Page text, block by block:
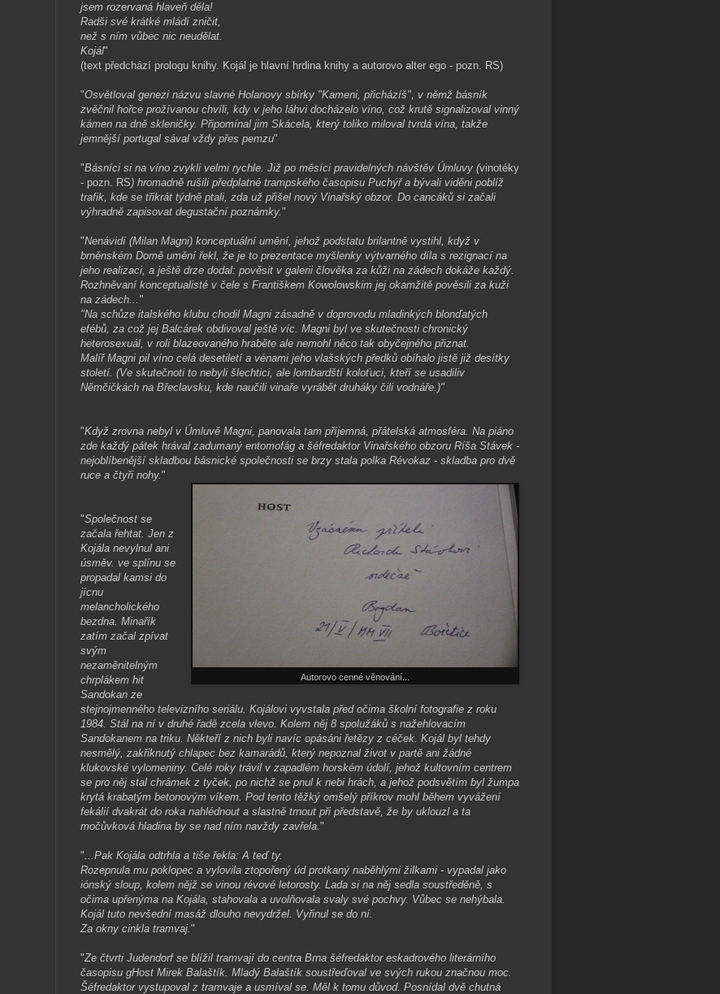
jsem rozervaná hlaveň děla!
Radši své krátké mládí zničit,
než s ním vůbec nic neudělat.
Kojál"
(text předchází prologu knihy. Kojál je hlavní hrdina knihy a autorovo alter ego - pozn. RS)
"Osvětloval genezi názvu slavné Holanovy sbírky "Kameni, přicházíš", v němž básník
zvěčnil hořce prožívanou chvíli, kdy v jeho láhvi docházelo víno, což krutě signalizoval vinný
kámen na dně skleničky. Připomínal jim Skácela, který toliko miloval tvrdá vína, takže
jemnější portugal sával vždy přes pemzu"
"Básníci si na víno zvykli velmi rychle. Již po měsíci pravidelných návštěv Úmluvy (vinotéky
- pozn. RS) hromadně rušili předplatné trampského časopisu Puchýř a bývali viděni poblíž
trafik, kde se třikrát týdně ptali, zda už přišel nový Vinařský obzor. Do cancáků si začali
výhradně zapisovat degustační poznámky."
"Nenávidí (Milan Magni) konceptuální umění, jehož podstatu brilantně vystihl, když v
brněnském Domě umění řekl, že je to prezentace myšlenky výtvarného díla s rezignací na
jeho realizaci, a ještě drze dodal: pověsit v galerii člověka za kůži na zádech dokáže každý.
Rozhněvaní konceptualisté v čele s Františkem Kowolowskim jej okamžitě pověsili za kuži
na zádech..."
"Na schůze italského klubu chodil Magni zásadně v doprovodu mladinkých blonďatých
efébů, za což jej Balcárek obdivoval ještě víc. Magni byl ve skutečnosti chronický
heterosexuál, v roli blazeovaného hraběte ale nemohl něco tak obyčejného přiznat.
Malíř Magni pil víno celá desetiletí a vénami jeho vlašských předků obíhalo jistě již desítky
století. (Ve skutečnoti to nebyli šlechtici, ale lombardští koloťuci, kteří se usadiliv
Němčičkách na Břeclavsku, kde naučili vinaře vyrábět druháky čili vodnáře.)"
"Když zrovna nebyl v Úmluvě Magni, panovala tam příjemná, přátelská atmosféra. Na piáno
zde každý pátek hrával zadumaný entomofág a šéfredaktor Vinařského obzoru Ríša Stávek -
nejoblíbenější skladbou básnické společnosti se brzy stala polka Révokaz - skladba pro dvě
ruce a čtyři nohy."
Autorovo cenné věnování...
"Společnost se
začala řehtat. Jen z
Kojála nevylnul ani
úsměv. ve splínu se
propadal kamsi do
jícnu
melancholického
bezdna. Minařík
zatím začal zpívat
svým
nezaměnitelným
chrplákem hit
Sandokan ze
stejnojmenného televizního seriálu. Kojálovi vyvstala před očima školní fotografie z roku
1984. Stál na ní v druhé řadě zcela vlevo. Kolem něj 8 spolužáků s nažehlovacím
Sandokanem na triku. Někteří z nich byli navíc opásáni řetězy z céček. Kojál byl tehdy
nesmělý, zakřiknutý chlapec bez kamarádů, který nepoznal život v partě ani žádné
klukovské vylomeniny. Celé roky trávil v zapadlém horském údolí, jehož kultovním centrem
se pro něj stal chrámek z tyček, po nichž se pnul k nebi hrách, a jehož podsvětím byl žumpa
krytá krabatým betonovým víkem. Pod tento těžký omšelý příkrov mohl během vyvážení
fekálií dvakrát do roka nahlédnout a slastně trnout při představě, že by uklouzl a ta
močůvková hladina by se nad ním navždy zavřela."
"...Pak Kojála odtrhla a tiše řekla: A teď ty.
Rozepnula mu poklopec a vylovila ztopořený úd protkaný naběhlými žilkami - vypadal jako
iónský sloup, kolem nějž se vinou révové letorosty. Lada si na něj sedla soustředěně, s
očima upřenýma na Kojála, stahovala a uvolňovala svaly své pochvy. Vůbec se nehýbala.
Kojál tuto nevšední masáž dlouho nevydržel. Vyřinul se do ní.
Za okny cinkla tramvaj."
"Ze čtvrti Judendorf se blížil tramvají do centra Brna šéfredaktor eskadrového literárního
časopisu gHost Mirek Balaštík. Mladý Balaštík soustřeďoval ve svých rukou značnou moc.
Šéfredaktor vystupoval z tramvaje a usmíval se. Měl k tomu důvod. Posnídal dvě chutná